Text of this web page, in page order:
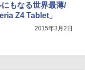
もなる世界最薄/
Z4 Tablet」
2015年3月2日